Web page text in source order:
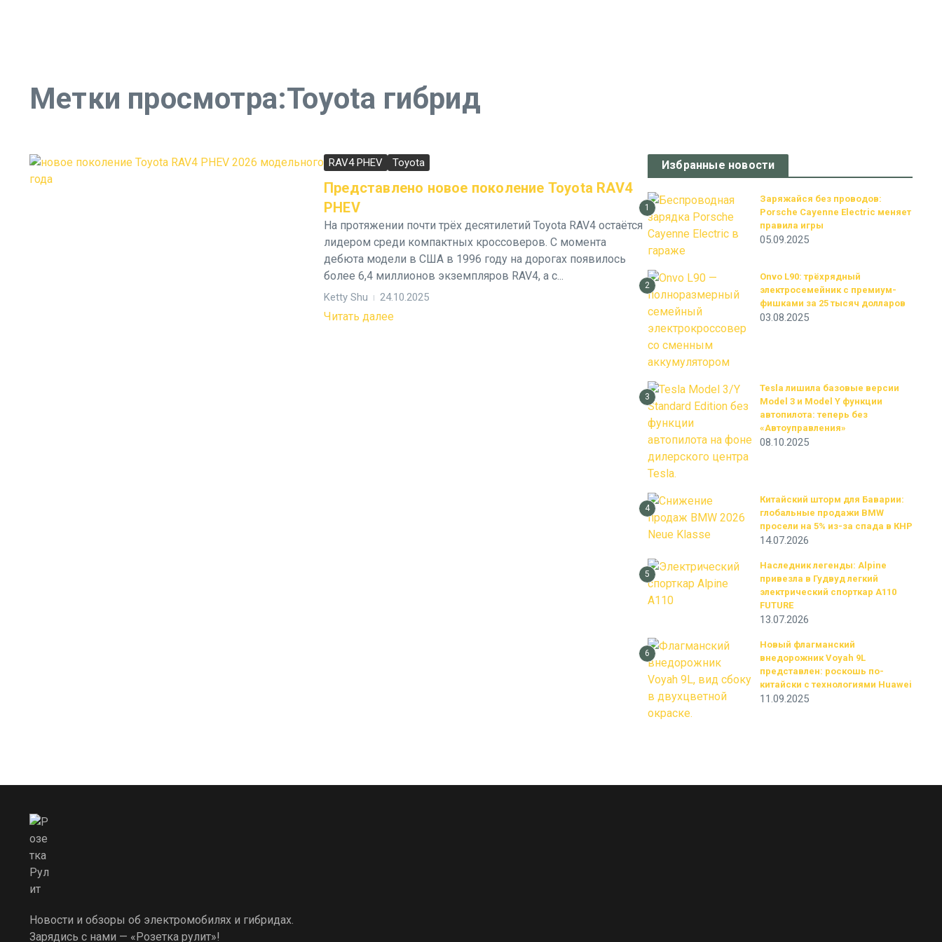
Метки просмотра:Toyota гибрид
RAV4 PHEV Toyota
Представлено новое поколение Toyota RAV4
PHEV
На протяжении почти трёх десятилетий Toyota RAV4 остаётся
лидером среди компактных кроссоверов. С момента
дебюта модели в США в 1996 году на дорогах появилось
более 6,4 миллионов экземпляров RAV4, а с...
Ketty Shu 24.10.2025
Читать далее
Избранные новости
1
Заряжайся без проводов:
Porsche Cayenne Electric меняет
правила игры
05.09.2025
2
Onvo L90: трёхрядный
электросемейник с премиум-
фишками за 25 тысяч долларов
03.08.2025
3
Tesla лишила базовые версии
Model 3 и Model Y функции
автопилота: теперь без
«Автоуправления»
08.10.2025
4
Китайский шторм для Баварии:
глобальные продажи BMW
просели на 5% из-за спада в КНР
14.07.2026
5
Наследник легенды: Alpine
привезла в Гудвуд легкий
электрический спорткар A110
FUTURE
13.07.2026
6
Новый флагманский
внедорожник Voyah 9L
представлен: роскошь по-
китайски с технологиями Huawei
11.09.2025
Новости и обзоры об электромобилях и гибридах.
Зарядись с нами — «Розетка рулит»!